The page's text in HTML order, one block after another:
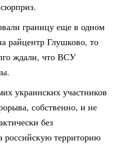
границу еще в одном
райцентр Глушково, то
ждали, что ВСУ
украинских участников
собственно, и не
без
российскую территорию